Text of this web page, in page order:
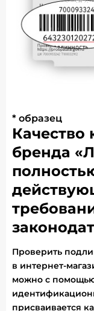
* образец
бренда
Проверить
в интернет-
можно с
присваивается